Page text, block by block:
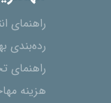
راهنمای
رده‌بندی
راهنمای
هزینه